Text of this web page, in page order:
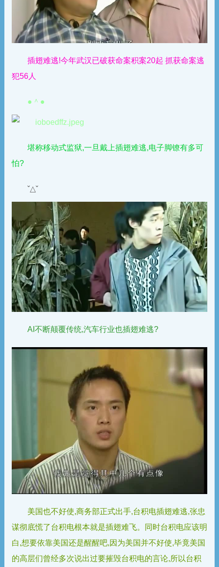
插翅难逃!今年武汉已破获命案积案20起 抓获命案逃
犯56人
●＾●
堪称移动式监狱,一旦戴上插翅难逃,电子脚镣有多可
怕?
ˇ△ˇ
AI不断颠覆传统,汽车行业也插翅难逃?
美国也不好使,商务部正式出手,台积电插翅难逃,张忠
谋彻底慌了台积电根本就是插翅难飞。同时台积电应该明
白,想要依靠美国还是醒醒吧,因为美国并不好使,毕竟美国
的高层们曾经多次说出过要摧毁台积电的言论,所以台积